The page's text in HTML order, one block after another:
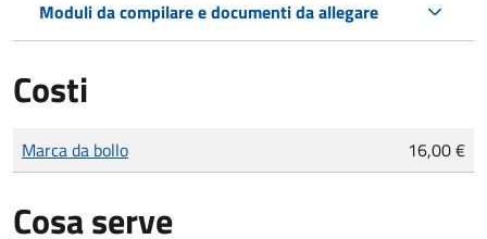
Moduli da compilare e documenti da allegare
Costi
Tipo di pagamento
Importo
Marca da bollo 16,00 €
Cosa serve